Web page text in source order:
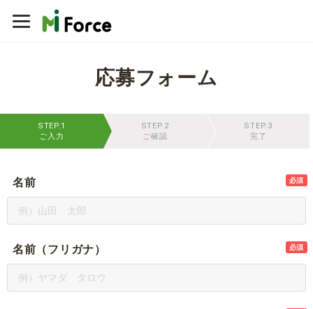
応募フォーム
STEP.1
ご入力
STEP.2
ご確認
STEP.3
完了
名前 必須
名前（フリガナ） 必須